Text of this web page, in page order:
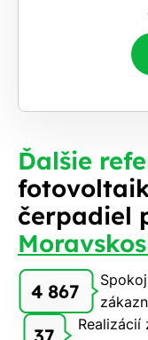
Ďalšie
čerpadiel
4 867
Realizácií